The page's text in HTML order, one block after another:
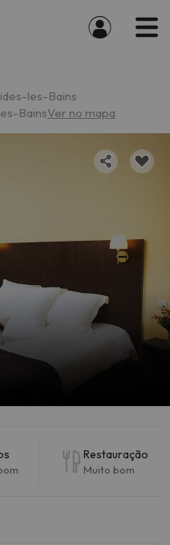
les-Bains
BainsVer no mapa
Restauração
Muito bom